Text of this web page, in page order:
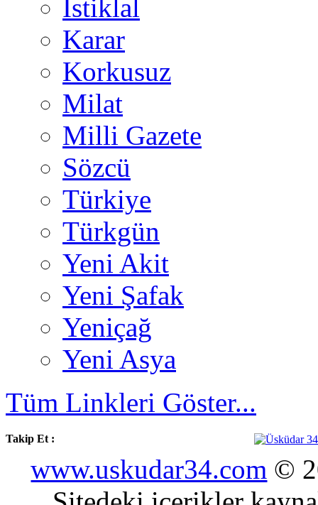
İstiklal
Karar
Korkusuz
Milat
Milli Gazete
Sözcü
Türkiye
Türkgün
Yeni Akit
Yeni Şafak
Yeniçağ
Yeni Asya
Tüm Linkleri Göster...
Takip Et :
www.uskudar34.com ©